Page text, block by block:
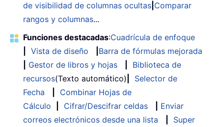
de visibilidad de columnas ocultas Comparar
rangos y columnas...
Funciones destacadas:Cuadrícula de enfoque
Vista de diseño
Barra de fórmulas mejorada
Gestor de libros y hojas
Biblioteca de
recursos(Texto automático)
Selector de
Fecha
Combinar Hojas de
Cálculo
Cifrar/Descifrar celdas
Enviar
correos electrónicos desde una lista
Super